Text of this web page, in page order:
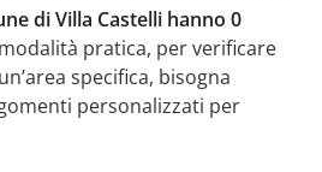
di Villa Castelli hanno 0
pratica, per verificare
specifica, bisogna
personalizzati per